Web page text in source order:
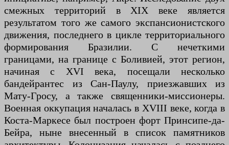
смежных территорий в XIX веке является
результатом того же самого экспансионистского
движения, последнего в цикле территориального
формирования Бразилии. С нечеткими
границами, на границе с Боливией, этот регион,
начиная с XVI века, посещали несколько
бандейрантес из Сан-Паулу, приезжавших из
Мату-Гросу, а также священники-миссионеры.
Военная оккупация началась в XVIII веке, когда в
Коста-Маркесе был построен форт Принсипе-да-
Бейра, ныне внесенный в список памятников